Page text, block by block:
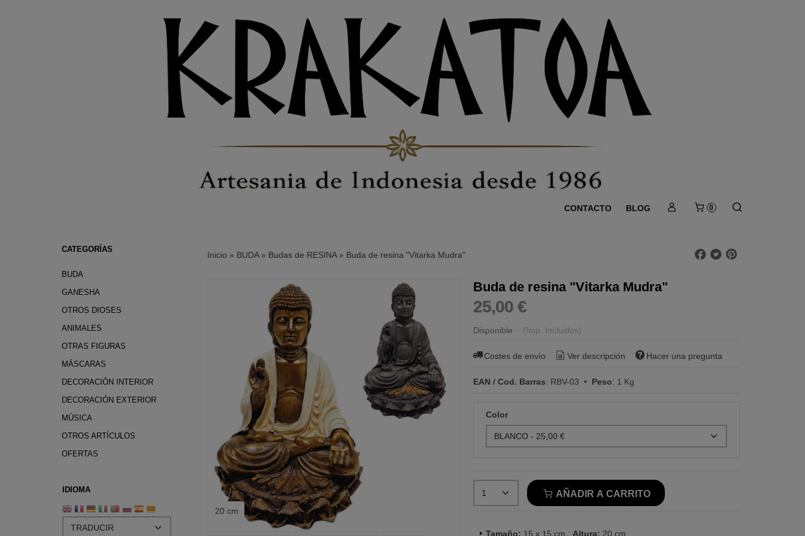
CONTACTO BLOG 0
CATEGORÍAS
BUDA
GANESHA
OTROS DIOSES
ANIMALES
OTRAS FIGURAS
MÁSCARAS
DECORACIÓN INTERIOR
DECORACIÓN EXTERIOR
MÚSICA
OTROS ARTÍCULOS
OFERTAS
IDIOMA
Inicio » BUDA» Budas de RESINA» Buda de resina "Vitarka Mudra"
20 cm
Buda de resina "Vitarka Mudra"
25,00 €
Disponible - (Imp. Incluidos)
Costes de envío Ver descripción Hacer una pregunta
EAN / Cod. Barras: RBV-03 • Peso: 1 Kg
Color
AÑADIR A CARRITO
Tamaño: 15 x 15 cm ; Altura: 20 cm